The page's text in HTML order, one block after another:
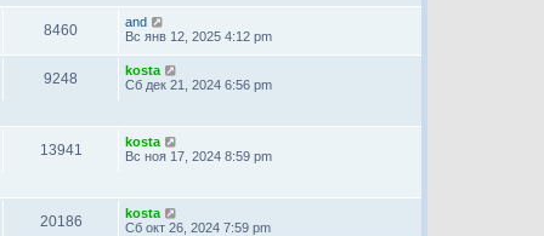
8460
and
Вс янв 12, 2025 4:12 pm
9248
kosta
Сб дек 21, 2024 6:56 pm
13941
kosta
Вс ноя 17, 2024 8:59 pm
20186
kosta
Сб окт 26, 2024 7:59 pm